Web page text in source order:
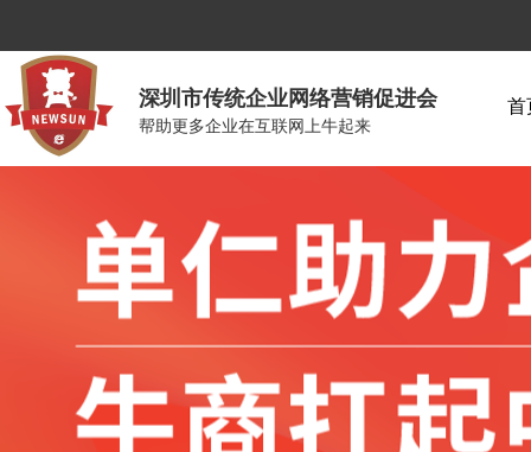
深圳市传统企业网络营销促进会
帮助更多企业在互联网上牛起来